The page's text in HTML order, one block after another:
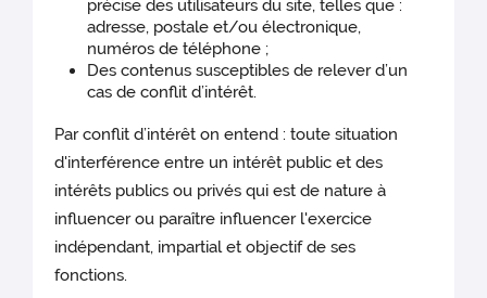
précise des utilisateurs du site, telles que :
adresse, postale et/ou électronique,
numéros de téléphone ;
Des contenus susceptibles de relever d’un
cas de conflit d’intérêt.
Par conflit d’intérêt on entend : toute situation
d'interférence entre un intérêt public et des
intérêts publics ou privés qui est de nature à
influencer ou paraître influencer l'exercice
indépendant, impartial et objectif de ses
fonctions.